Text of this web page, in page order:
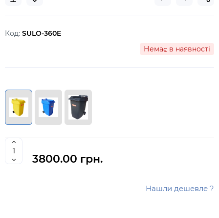
Код: SULO-360E
Немає в наявності
3800.00 грн.
Нашли дешевле ?